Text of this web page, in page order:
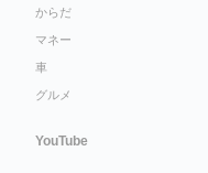
からだ
マネー
車
グルメ
YouTube